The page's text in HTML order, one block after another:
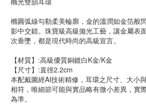
橢圓弧線勾勒柔美輪廓，金的溫潤如金箔般
影中交錯。珠寶級高級拋光工藝，讓金屬表
次垂墜，都是現代時尚的高級宣言。
【材質】:高級優質銅鍍白K金/K金
【尺寸】:直徑2.2cm
本配戴圖經AI技術精修，耳環之尺寸、大小
相符，唯細節可能與實品略有微小差異，實
為準。